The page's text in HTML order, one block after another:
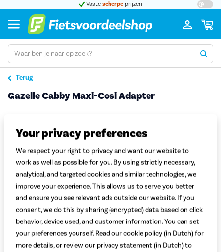
Vaste scherpe prijzen
Terug
Gazelle Cabby Maxi-Cosi Adapter
Your privacy preferences
We respect your right to privacy and want our website to
work as well as possible for you. By using strictly necessary,
analytical, and targeted cookies and similar technologies, we
improve your experience. This allows us to serve you better
and ensure you see relevant ads outside our website. If you
consent, we do this by sharing (encrypted) data based on click
behavior, device used, and customer information. You can set
your preferences yourself. Read our cookie policy (in Dutch) for
more details, or review our privacy statement (in Dutch) to